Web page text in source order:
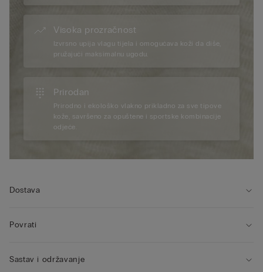
Visoka prozračnost
Izvrsno upija vlagu tijela i omogućava koži da diše,
pružajući maksimalnu ugodu.
Prirodan
Prirodno i ekološko vlakno prikladno za sve tipove
kože, savršeno za opuštene i sportske kombinacije
odjeće.
Dostava
Povrati
Sastav i održavanje